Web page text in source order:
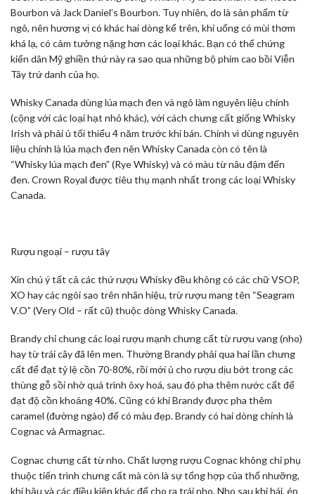
Bourbon và Jack Daniel’s Bourbon. Tuy nhiên, do là sản phẩm từ
ngô, nên hương vị có khác hai dòng kể trên, khi uống có mùi thơm
khá lạ, có cảm tưởng nặng hơn các loại khác. Bạn có thể chứng
kiến dân Mỹ ghiền thứ này ra sao qua những bộ phim cao bồi Viễn
Tây trứ danh của họ.
Whisky Canada dùng lúa mạch đen và ngô làm nguyên liệu chính
(cộng với các loại hạt nhỏ khác), với cách chưng cất giống Whisky
Irish và phải ủ tối thiểu 4 năm trước khi bán. Chính vì dùng nguyên
liệu chính là lúa mạch đen nên Whisky Canada còn có tên là
“Whisky lúa mạch đen” (Rye Whisky) và có màu từ nâu đậm đến
đen. Crown Royal được tiêu thụ mạnh nhất trong các loại Whisky
Canada.
Rượu ngoại – rượu tây
Xin chú ý tất cả các thứ rượu Whisky đều không có các chữ VSOP,
XO hay các ngôi sao trên nhãn hiệu, trừ rượu mang tên “Seagram
V.O” (Very Old – rất cũ) thuộc dòng Whisky Canada.
Brandy chỉ chung các loại rượu mạnh chưng cất từ rượu vang (nho)
hay từ trái cây đã lên men. Thường Brandy phải qua hai lần chưng
cất để đạt tỷ lệ cồn 70-80%, rồi mới ủ cho rượu dịu bớt trong các
thùng gỗ sồi nhờ quá trình ôxy hoá, sau đó pha thêm nước cất để
đạt độ cồn khoảng 40%. Cũng có khi Brandy được pha thêm
caramel (đường ngào) để có màu đẹp. Brandy có hai dòng chính là
Cognac và Armagnac.
Cognac chưng cất từ nho. Chất lượng rượu Cognac không chỉ phụ
thuộc tiến trình chưng cất mà còn là sự tổng hợp của thổ nhưỡng,
khí hậu và các điều kiện khác để cho ra trái nho. Nho sau khi hái, ép